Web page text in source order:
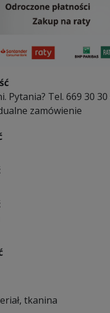
Pytania? Tel. 669 30 30
zamówienie
tkanina